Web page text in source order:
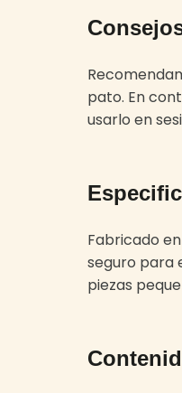
pato. En
usarlo en
Fabricado en
seguro para
piezas